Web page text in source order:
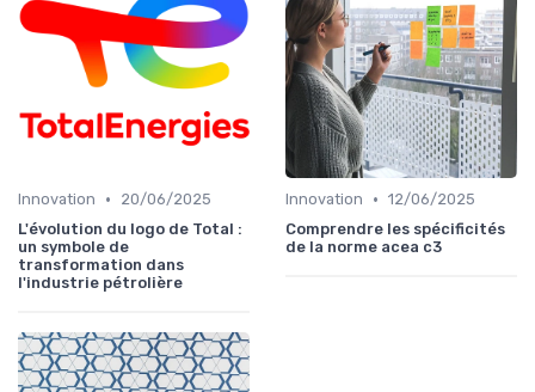
Innovation •
20/06/2025
L'évolution du logo de Total :
un symbole de
transformation dans
l'industrie pétrolière
Innovation • 12/06/2025
Comprendre les spécificités
de la norme acea c3